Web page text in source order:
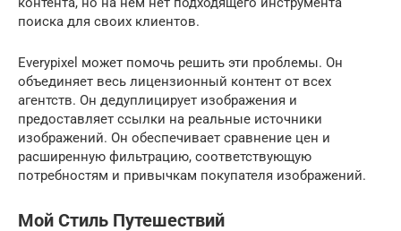
поиска для своих клиентов.
Everypixel может помочь решить эти проблемы. Он
объединяет весь лицензионный контент от всех
агентств. Он дедуплицирует изображения и
предоставляет ссылки на реальные источники
изображений. Он обеспечивает сравнение цен и
расширенную фильтрацию, соответствующую
потребностям и привычкам покупателя изображений.
Мой Стиль Путешествий